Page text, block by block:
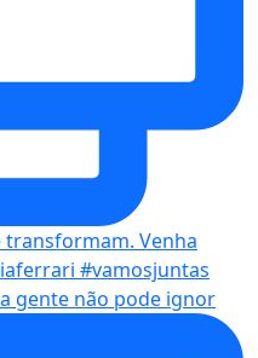
gente não pode ignor